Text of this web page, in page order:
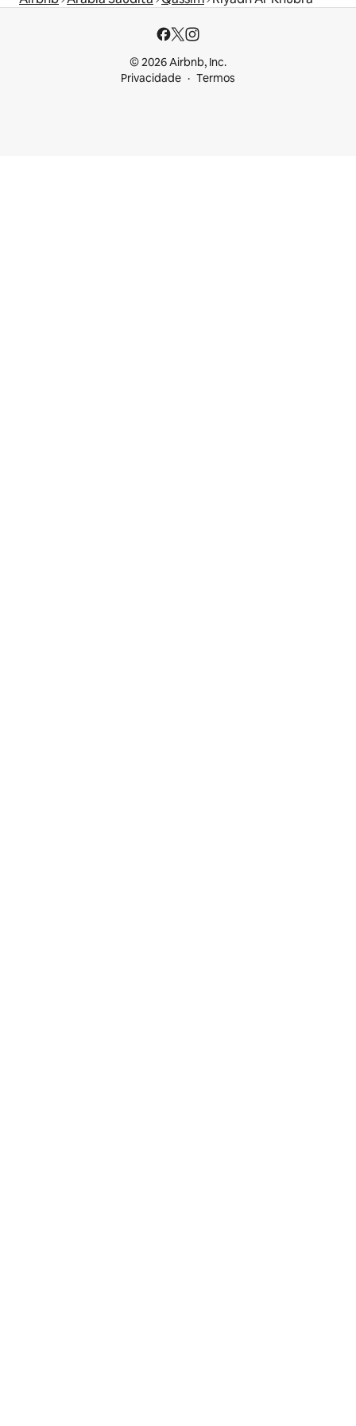
© 2026 Airbnb, Inc.
Privacidade
Termos